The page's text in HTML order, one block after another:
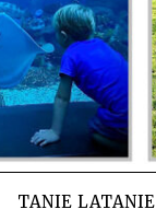
TANIE LATANIE